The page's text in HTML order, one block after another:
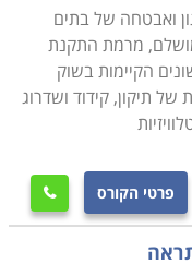
כאשר ניתן לשלב
בסיום הקורס, עם
החברות בתחום
דרך לקראת קריירה
ללמוד קורס זה, כאשר
לתלמידים למצוא
ואבטחה של בתים
מרמת התקנת
הקיימות בשוק
תיקון, קידוד ושדרוג
פרטי הקורס 